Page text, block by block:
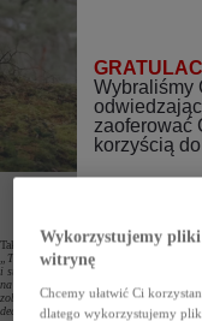
Tak o najnowszym modelu Land
„Toyota Land Cruiser 250 łączy
i stałym napędem na cztery koła. Dane
na nową odsłonę auta. Skala
zobaczymy na naszych drogach. Co
dealerów, a auta z tegorocznej produkcji
Wykorzystujemy pliki
witrynę
Chcemy ułatwić Ci
dlatego wykorzystujemy